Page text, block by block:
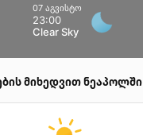
07 აგვისტო
23:00
Clear Sky
მიხედვით ნეაპოლში